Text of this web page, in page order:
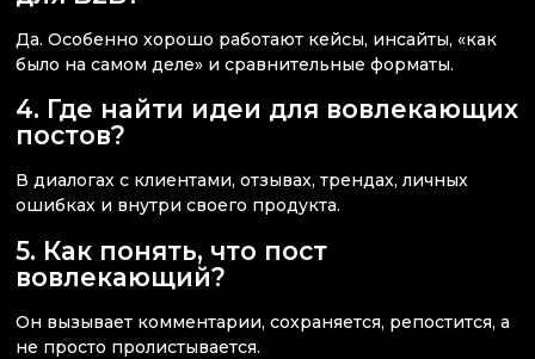
Да. Особенно хорошо работают кейсы, инсайты, «как
было на самом деле» и сравнительные форматы.
4. Где найти идеи для вовлекающих
постов?
В диалогах с клиентами, отзывах, трендах, личных
ошибках и внутри своего продукта.
5. Как понять, что пост
вовлекающий?
Он вызывает комментарии, сохраняется, репостится, а
не просто пролистывается.